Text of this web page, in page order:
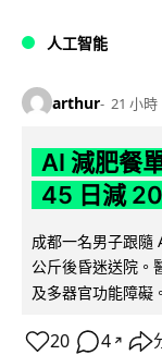
人工智能
arthur 21 小時
AI 減肥餐
45 日減
成都一名男子跟隨
公斤後昏迷送院。
及多器官功能障礙
20 4 ↗